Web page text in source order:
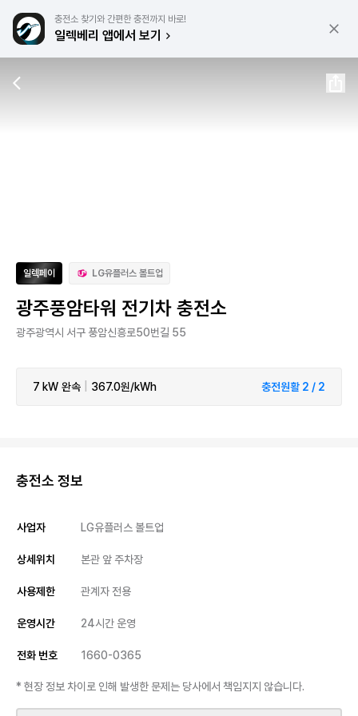
충전소 찾기와 간편한 충전까지 바로!
일렉베리 앱에서 보기
일렉페이 LG유플러스 볼트업
광주풍암타워 전기차 충전소
광주광역시 서구 풍암신흥로50번길 55
7 kW 완속 367.0원/kWh 충전원활 2 / 2
충전소 정보
사업자 LG유플러스 볼트업
상세위치 본관 앞 주차장
사용제한 관계자 전용
운영시간 24시간 운영
전화 번호 1660-0365
* 현장 정보 차이로 인해 발생한 문제는 당사에서 책임지지 않습니다.